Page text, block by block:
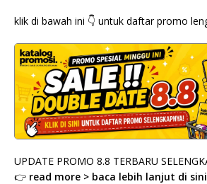
klik di bawah ini 👇 untuk daftar promo
UPDATE PROMO 8.8 TERBARU
👉 read more > baca lebih lanjut di sini